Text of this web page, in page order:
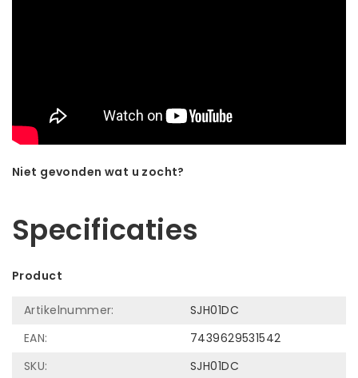
Niet gevonden wat u zocht?
Specificaties
Product
Artikelnummer:
SJH01DC
EAN:
7439629531542
SKU:
SJH01DC